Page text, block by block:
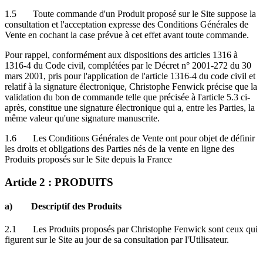
1.5 Toute commande d'un Produit proposé sur le Site suppose la
consultation et l'acceptation expresse des Conditions Générales de
Vente en cochant la case prévue à cet effet avant toute commande.
Pour rappel, conformément aux dispositions des articles 1316 à
1316-4 du Code civil, complétées par le Décret n° 2001-272 du 30
mars 2001, pris pour l'application de l'article 1316-4 du code civil et
relatif à la signature électronique, Christophe Fenwick précise que la
validation du bon de commande telle que précisée à l'article 5.3 ci-
après, constitue une signature électronique qui a, entre les Parties, la
même valeur qu'une signature manuscrite.
1.6 Les Conditions Générales de Vente ont pour objet de définir
les droits et obligations des Parties nés de la vente en ligne des
Produits proposés sur le Site depuis la France
Article 2 : PRODUITS
a) Descriptif des Produits
2.1 Les Produits proposés par Christophe Fenwick sont ceux qui
figurent sur le Site au jour de sa consultation par l'Utilisateur.